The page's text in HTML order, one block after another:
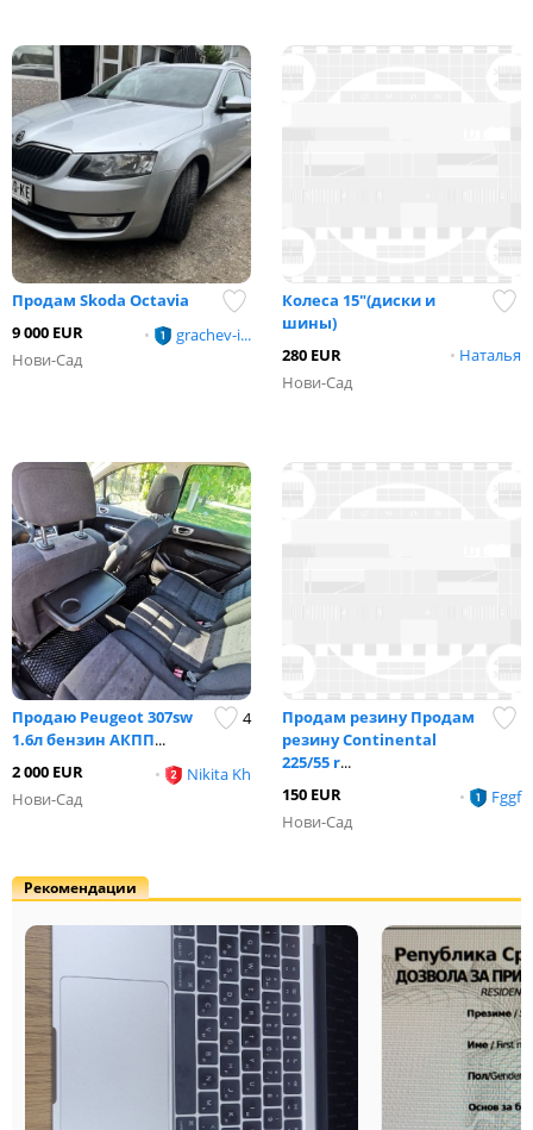
Продам Skoda Octavia
•
grachev-i...
9 000 EUR
Нови-Сад
Колеса 15"(диски и
шины)
• Наталья
280 EUR
Нови-Сад
4
Продаю Peugeot 307sw
1.6л бензин АКПП...
•
Nikita Kh
2 000 EUR
Нови-Сад
Продам резину Продам
резину Continental
225/55 r...
•
Fggf
150 EUR
Нови-Сад
Рекомендации